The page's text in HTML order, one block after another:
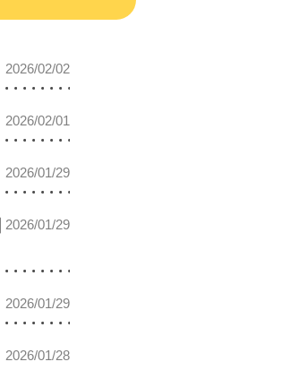
2026/02/02
2026/02/01
2026/01/29
2026/01/29
2026/01/29
2026/01/28